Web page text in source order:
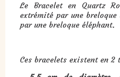
Le Bracelet en Quartz
extrémité par une
par une breloque éléphant.
Ces bracelets existent en 2